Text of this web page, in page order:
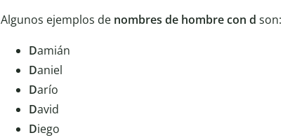
Algunos ejemplos de nombres de hombre con d son:
Damián
Daniel
Darío
David
Diego